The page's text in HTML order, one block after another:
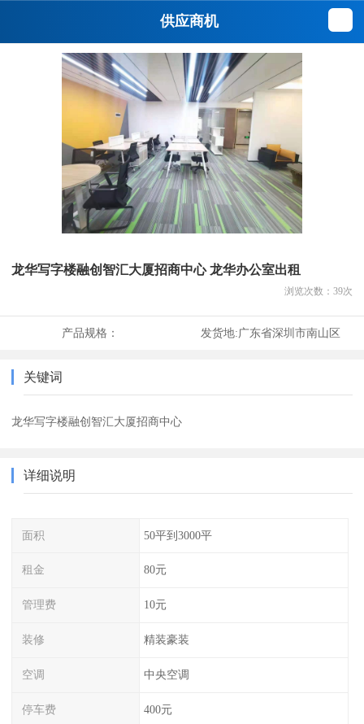
供应商机
龙华写字楼融创智汇大厦招商中心 龙华办公室出租
浏览次数： 39次
产品规格： 发货地:广东省深圳市南山区
关键词
龙华写字楼融创智汇大厦招商中心
详细说明
面积 50平到3000平
租金 80元
管理费 10元
装修 精装豪装
空调 中央空调
停车费 400元